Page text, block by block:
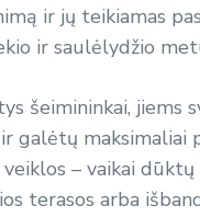
ir jų teikiamas
ir saulėlydžio
šeimininkai, jiems
galėtų maksimaliai
– vaikai
terasos arba